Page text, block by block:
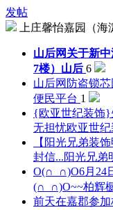
发帖
上庄馨怡嘉园（
山后网关于新
7楼） 山后 6
山后网防盗锁
便民平台 1
{欧亚世纪装饰}
无担忧欧亚世
【阳光兄弟装
封信...阳光兄弟
O(∩_∩)O6月24
(∩_∩)O~~柏辉
前天在嘉郡参